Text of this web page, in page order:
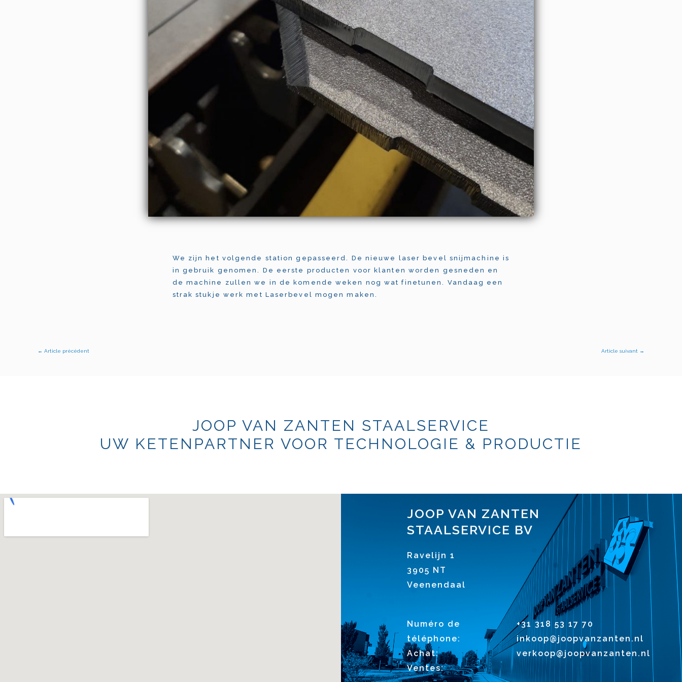
We zijn het volgende station gepasseerd. De nieuwe laser bevel snijmachine is
in gebruik genomen. De eerste producten voor klanten worden gesneden en
de machine zullen we in de komende weken nog wat finetunen. Vandaag een
strak stukje werk met Laserbevel mogen maken.
← Article précédent Article suivant →
JOOP VAN ZANTEN STAALSERVICE
UW KETENPARTNER VOOR TECHNOLOGIE & PRODUCTIE
JOOP VAN ZANTEN
STAALSERVICE BV
Ravelijn 1
3905 NT
Veenendaal
Numéro de
téléphone:
Achat:
Ventes:
+31 318 53 17 70
inkoop@joopvanzanten.nl
verkoop@joopvanzanten.nl